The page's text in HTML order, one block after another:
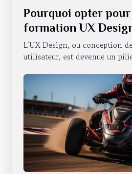
Pourquoi opter
formation UX
L’UX Design, ou conception
utilisateur, est devenue un